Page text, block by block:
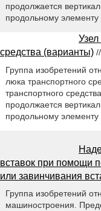
продолжается
продольному
средства (варианты)
Группа изобретений
люка транспортного
транспортного
продолжается
продольному
вставок при помощи
или завинчивания
Группа изобретений
машиностроения.